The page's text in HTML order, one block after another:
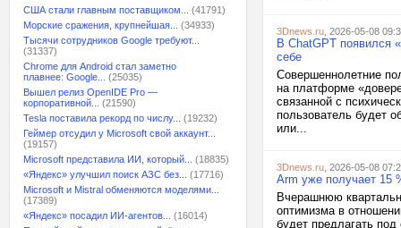
США стали главным поставщиком...
(41791)
Морские сражения, крупнейшая...
(34933)
Тысячи сотрудников Google требуют...
(31337)
Chrome для Android стал заметно
плавнее: Google...
(25035)
Вышел релиз OpenIDE Pro —
корпоративной...
(21590)
Tesla поставила рекорд по числу...
(19232)
Геймер отсудил у Microsoft свой аккаунт...
(19157)
Microsoft представила ИИ, который...
(18835)
«Яндекс» улучшил поиск АЗС без...
(17716)
Microsoft и Mistral обменяются моделями...
(17389)
«Яндекс» посадил ИИ-агентов...
(16014)
3Dnews.ru , 2026-05-08
В ChatGPT появился
себе
Совершеннолетние
на платформе
связанной с
пользователь будет
или...
3Dnews.ru , 2026-05-08
Arm уже получает 15
Вчерашнюю
оптимизма в
будет предлагать